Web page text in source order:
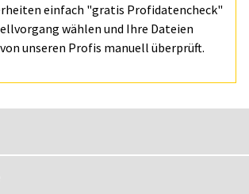
einfach "gratis Profidatencheck"
wählen und Ihre Dateien
unseren Profis manuell überprüft.